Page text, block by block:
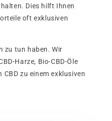
Dies hilft Ihnen
oft exklusiven
zu tun haben. Wir
Harze, Bio-CBD-Öle
zu einem exklusiven